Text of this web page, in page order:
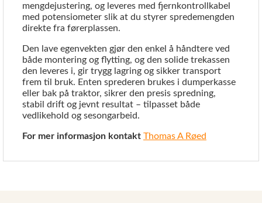
mengdejustering, og leveres med fjernkontrollkabel
med potensiometer slik at du styrer spredemengden
direkte fra førerplassen.
Den lave egenvekten gjør den enkel å håndtere ved
både montering og flytting, og den solide trekassen
den leveres i, gir trygg lagring og sikker transport
frem til bruk. Enten sprederen brukes i dumperkasse
eller bak på traktor, sikrer den presis spredning,
stabil drift og jevnt resultat – tilpasset både
vedlikehold og sesongarbeid.
For mer informasjon kontakt Thomas A Røed